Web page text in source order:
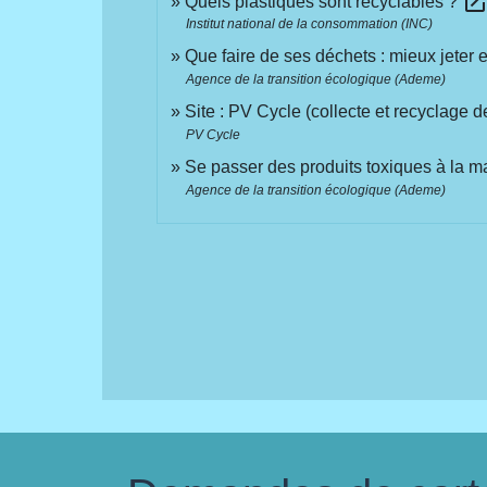
Institut national de la consommation (INC)
Que faire de ses déchets : mieux jeter
Agence de la transition écologique (Ademe)
Site : PV Cycle (collecte et recyclage
PV Cycle
Se passer des produits toxiques à la
Agence de la transition écologique (Ademe)